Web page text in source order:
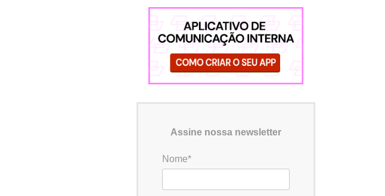
Assine nossa newsletter
Nome*